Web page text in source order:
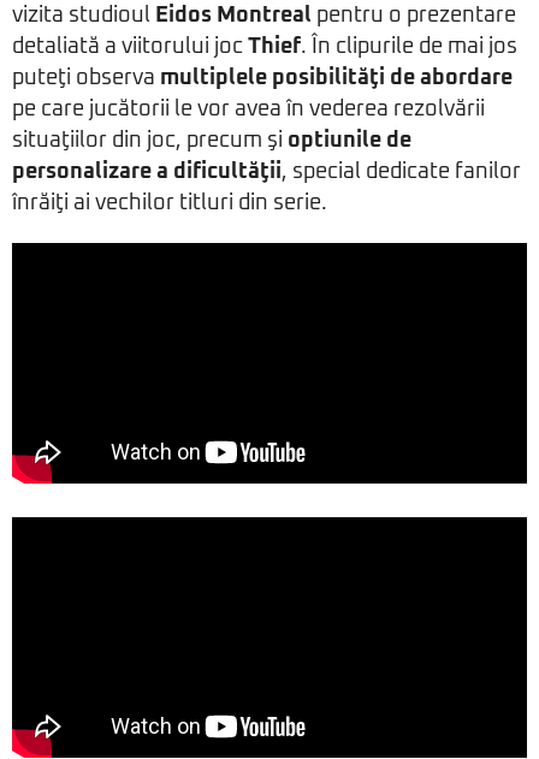
vizita studioul Eidos Montreal pentru o prezentare
detaliată a viitorului joc Thief. În clipurile de mai jos
puteţi observa multiplele posibilităţi de abordare
pe care jucătorii le vor avea în vederea rezolvării
situaţiilor din joc, precum şi optiunile de
personalizare a dificultăţii, special dedicate fanilor
înrăiţi ai vechilor titluri din serie.